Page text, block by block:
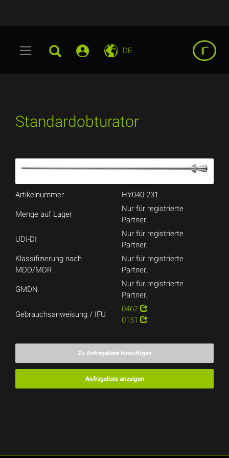
DE
Standardobturator
Artikelnummer HY040-231
Menge auf Lager
Nur für registrierte
Partner.
UDI-DI
Nur für registrierte
Partner.
Klassifizierung nach
MDD/MDR
Nur für registrierte
Partner.
GMDN
Nur für registrierte
Partner.
Gebrauchsanweisung / IFU
0462
0151
Zu Anfrageliste hinzufügen
Anfrageliste anzeigen